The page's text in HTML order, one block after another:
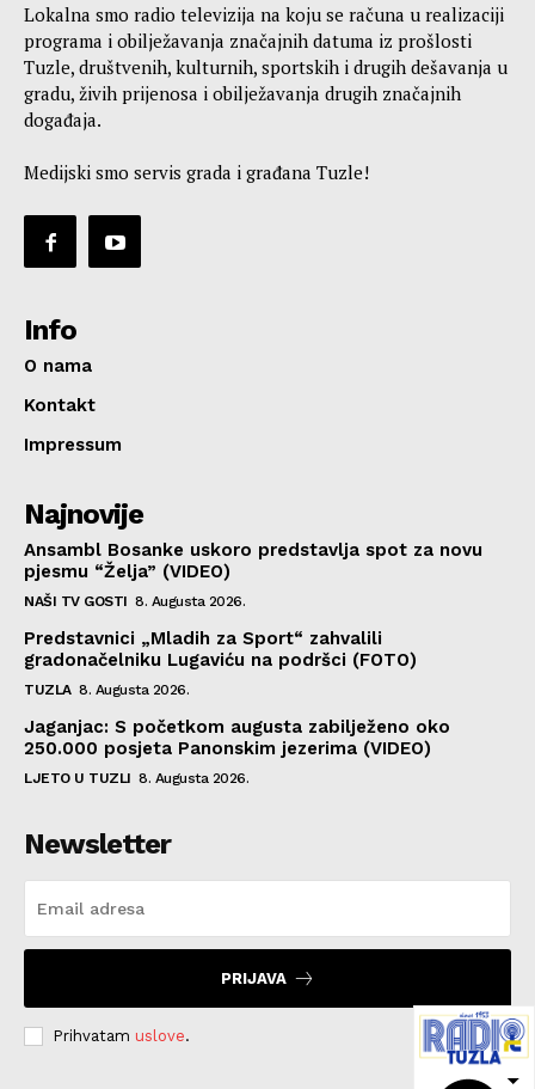
Lokalna smo radio televizija na koju se računa u realizaciji
programa i obilježavanja značajnih datuma iz prošlosti
Tuzle, društvenih, kulturnih, sportskih i drugih dešavanja u
gradu, živih prijenosa i obilježavanja drugih značajnih
događaja.
Medijski smo servis grada i građana Tuzle!
Info
O nama
Kontakt
Impressum
Najnovije
Ansambl Bosanke uskoro predstavlja spot za novu
pjesmu “Želja” (VIDEO)
NAŠI TV GOSTI 8. Augusta 2026.
Predstavnici „Mladih za Sport“ zahvalili
gradonačelniku Lugaviću na podršci (FOTO)
TUZLA 8. Augusta 2026.
Jaganjac: S početkom augusta zabilježeno oko
250.000 posjeta Panonskim jezerima (VIDEO)
LJETO U TUZLI 8. Augusta 2026.
Newsletter
PRIJAVA
Prihvatam uslove.